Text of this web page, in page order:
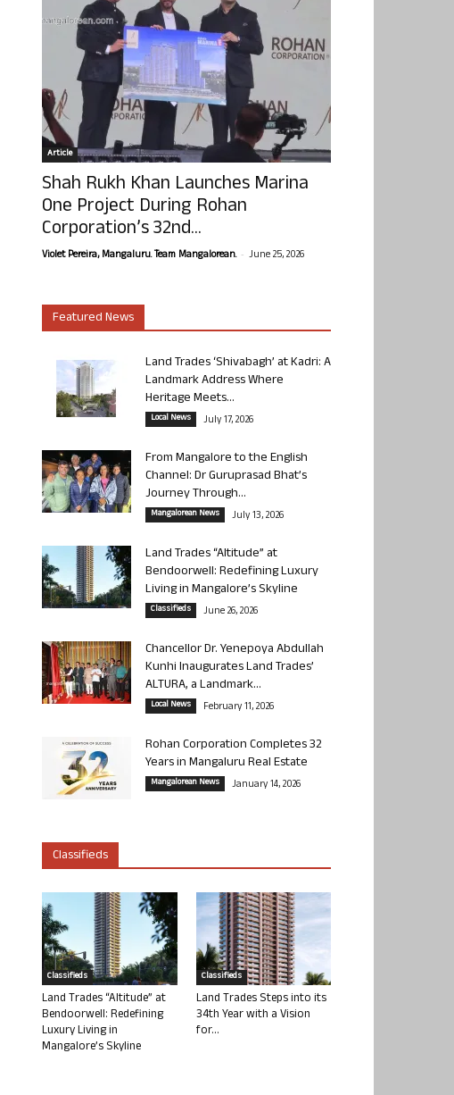
Article
Shah Rukh Khan Launches Marina
One Project During Rohan
Corporation’s 32nd...
Violet Pereira, Mangaluru. Team Mangalorean. - June 25, 2026
Featured News
Land Trades ‘Shivabagh’ at Kadri: A
Landmark Address Where
Heritage Meets...
Local News July 17, 2026
From Mangalore to the English
Channel: Dr Guruprasad Bhat’s
Journey Through...
Mangalorean News July 13, 2026
Land Trades “Altitude” at
Bendoorwell: Redefining Luxury
Living in Mangalore’s Skyline
Classifieds June 26, 2026
Chancellor Dr. Yenepoya Abdullah
Kunhi Inaugurates Land Trades’
ALTURA, a Landmark...
Local News February 11, 2026
Rohan Corporation Completes 32
Years in Mangaluru Real Estate
Mangalorean News January 14, 2026
Classifieds
Classifieds
Land Trades “Altitude” at
Bendoorwell: Redefining
Luxury Living in
Mangalore’s Skyline
Classifieds
Land Trades Steps into its
34th Year with a Vision
for...